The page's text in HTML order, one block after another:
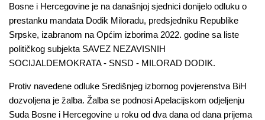
Bosne i Hercegovine je na današnjoj sjednici donijelo odluku o
prestanku mandata Dodik Miloradu, predsjedniku Republike
Srpske, izabranom na Općim izborima 2022. godine sa liste
političkog subjekta SAVEZ NEZAVISNIH
SOCIJALDEMOKRATA - SNSD - MILORAD DODIK.
Protiv navedene odluke Središnjeg izbornog povjerenstva BiH
dozvolјena je žalba. Žalba se podnosi Apelacijskom odjeljenju
Suda Bosne i Hercegovine u roku od dva dana od dana prijema